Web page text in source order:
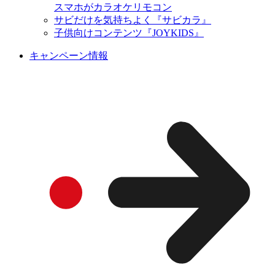
スマホがカラオケリモコン
サビだけを気持ちよく『サビカラ』
子供向けコンテンツ『JOYKIDS』
キャンペーン情報